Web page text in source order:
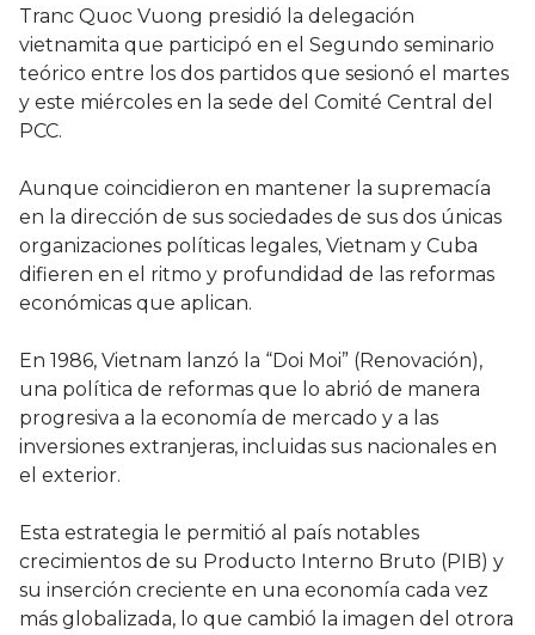
Tranc Quoc Vuong presidió la delegación
vietnamita que participó en el Segundo seminario
teórico entre los dos partidos que sesionó el martes
y este miércoles en la sede del Comité Central del
PCC.
Aunque coincidieron en mantener la supremacía
en la dirección de sus sociedades de sus dos únicas
organizaciones políticas legales, Vietnam y Cuba
difieren en el ritmo y profundidad de las reformas
económicas que aplican.
En 1986, Vietnam lanzó la “Doi Moi” (Renovación),
una política de reformas que lo abrió de manera
progresiva a la economía de mercado y a las
inversiones extranjeras, incluidas sus nacionales en
el exterior.
Esta estrategia le permitió al país notables
crecimientos de su Producto Interno Bruto (PIB) y
su inserción creciente en una economía cada vez
más globalizada, lo que cambió la imagen del otrora